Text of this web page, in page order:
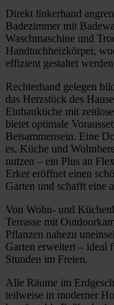
Direkt linkerhand
Badezimmer mit
Waschmaschine und
Handtuchheizkörper,
effizient gestaltet
Rechterhand gelegen
das Herzstück des
Einbauküche mit
bietet optimale
Beisammensein. Eine
es, Küche und
nutzen – ein Plus an
Erker eröffnet einen
Garten und schafft eine
Von Wohn- und
Terrasse mit
Pflanzen nahezu
Garten erweitert – ideal
Stunden im Freien.
Alle Räume im
teilweise in moderner